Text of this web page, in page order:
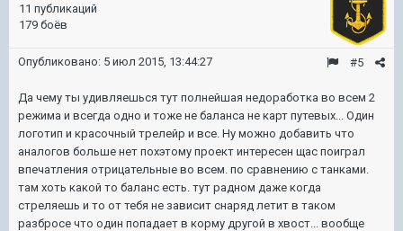
11 публикаций
179 боёв
#5
Опубликовано: 5 июл 2015, 13:44:27
Да чему ты удивляешься тут полнейшая недоработка во всем 2
режима и всегда одно и тоже не баланса не карт путевых... Один
логотип и красочный трелейр и все. Ну можно добавить что
аналогов больше нет похэтому проект интересен щас поиграл
впечатления отрицательные во всем. по сравнению с танками.
там хоть какой то баланс есть. тут радном даже когда
стреляешь и то от тебя не зависит снаряд летит в таком
разбросе что один попадает в корму другой в хвост... вообще